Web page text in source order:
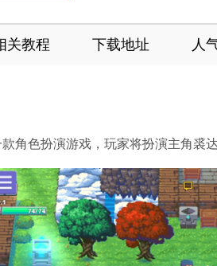
关教程 下载地址 人
款角色扮演游戏，玩家将扮演主角裘